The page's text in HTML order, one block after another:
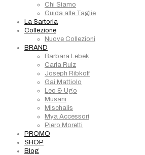
Chi Siamo
Guida alle Taglie
La Sartoria
Collezione
Nuove Collezioni
BRAND
Barbara Lebek
Carla Ruiz
Joseph Ribkoff
Gai Mattiolo
Leo & Ugo
Musani
Mischalis
Mya Accessori
Piero Moretti
PROMO
SHOP
Blog